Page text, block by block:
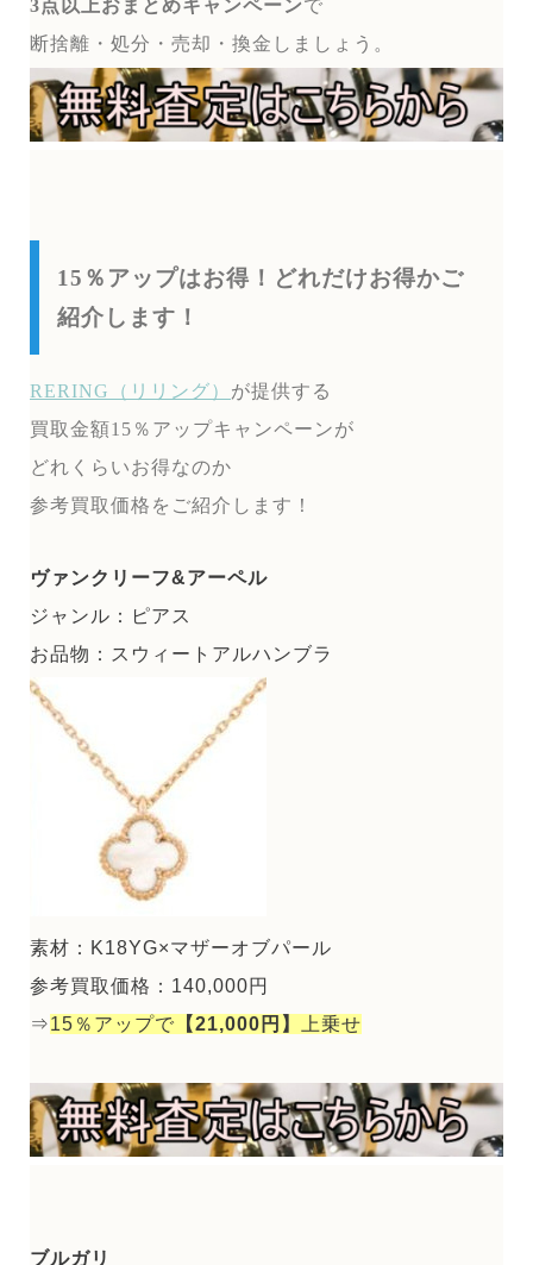
3点以上おまとめキャンペーンで
断捨離・処分・売却・換金しましょう。
15％アップはお得！どれだけお得かご
紹介します！
RERING（リリング） が提供する
買取金額15％アップキャンペーンが
どれくらいお得なのか
参考買取価格をご紹介します！
ヴァンクリーフ&アーペル
ジャンル：ピアス
お品物：スウィートアルハンブラ
素材：K18YG×マザーオブパール
参考買取価格：140,000円
⇒15％アップで 【21,000円】 上乗せ
ブルガリ